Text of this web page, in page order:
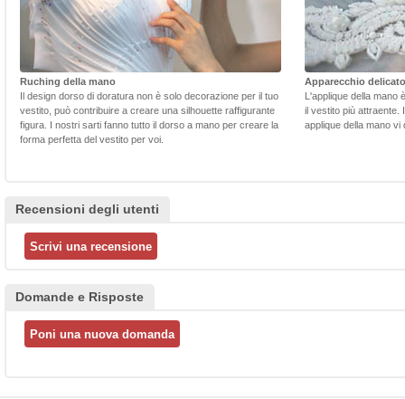
Ruching della mano
Il design dorso di doratura non è solo decorazione per il tuo
vestito, può contribuire a creare una silhouette raffigurante
figura. I nostri sarti fanno tutto il dorso a mano per creare la
forma perfetta del vestito per voi.
Apparecchio delicato
L'applique della mano
il vestito più attraente.
applique della mano
Recensioni degli utenti
Domande e Risposte